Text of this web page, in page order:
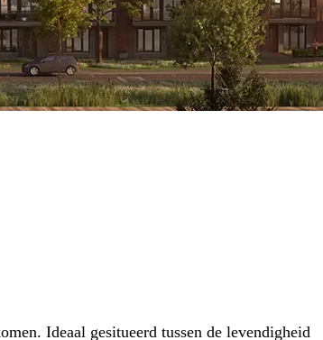
Ideaal gesitueerd tussen de levendigheid